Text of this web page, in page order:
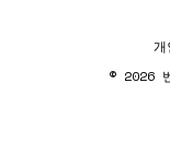
개
© 2026